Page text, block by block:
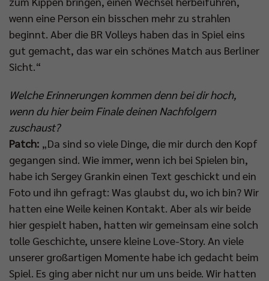
wenn eine Person ein bisschen mehr zu strahlen
beginnt. Aber die BR Volleys haben das in Spiel eins
gut gemacht, das war ein schönes Match aus Berliner
Sicht.“
Welche Erinnerungen kommen denn bei dir hoch,
wenn du hier beim Finale deinen Nachfolgern
zuschaust?
Patch: „Da sind so viele Dinge, die mir durch den Kopf
gegangen sind. Wie immer, wenn ich bei Spielen bin,
habe ich Sergey Grankin einen Text geschickt und ein
Foto und ihn gefragt: Was glaubst du, wo ich bin? Wir
hatten eine Weile keinen Kontakt. Aber als wir beide
hier gespielt haben, hatten wir gemeinsam eine solch
tolle Geschichte, unsere kleine Love-Story. An viele
unserer großartigen Momente habe ich gedacht beim
Spiel. Es ging aber nicht nur um uns beide. Wir hatten